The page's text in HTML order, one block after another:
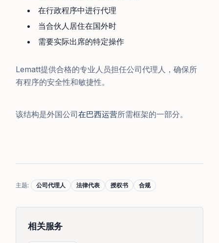
在行政程序中进行代理
当合伙人居住在国外时
需要实际出席的特定操作
Lematt提供合格的专业人员担任公司代理人，确保所
有程序的安全性和敏捷性。
该结构是外国公司在巴西运营所需框架的一部分。
主题: 公司代理人 法律代表 授权书 合规
相关服务